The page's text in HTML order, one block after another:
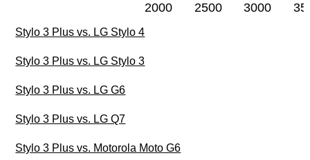
2000 2500 3000
Stylo 3 Plus vs. LG Stylo 4
Stylo 3 Plus vs. LG Stylo 3
Stylo 3 Plus vs. LG G6
Stylo 3 Plus vs. LG Q7
Stylo 3 Plus vs. Motorola Moto G6